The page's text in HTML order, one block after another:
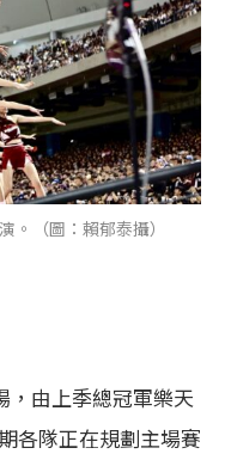
。（圖：賴郁泰攝）
，由上季總冠軍樂天
各隊正在規劃主場賽